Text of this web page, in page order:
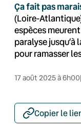
Ça fait pas
(Loire-
espèces
paralyse jusqu’à
pour ramasser
17 août 2025 à 6h00|
Copier le